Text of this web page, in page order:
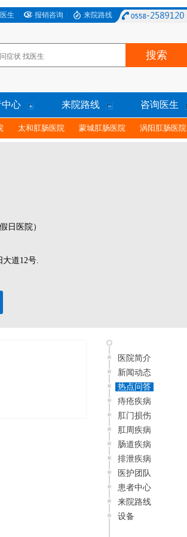
生 报销咨询 来院路线
中心 来院路线 咨询医生
太和肛肠医院 蒙城肛肠医院 涡阳肛肠医院
日医院）
大道12号.
医院简介
新闻动态
热点问答
痔疮疾病
肛门损伤
肛周疾病
肠道疾病
排泄疾病
医护团队
患者中心
来院路线
设备